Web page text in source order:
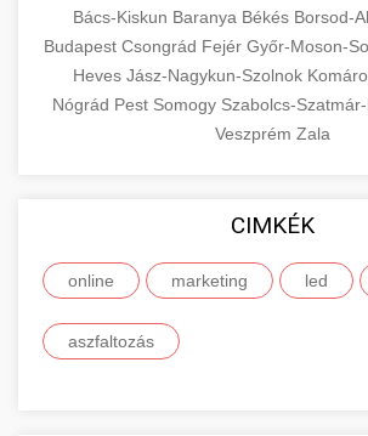
Bács-Kiskun Baranya Békés Borsod-
Budapest Csongrád Fejér Győr-Moson-
Heves Jász-Nagykun-Szolnok
Nógrád Pest Somogy Szabolcs-
Veszprém Zala
CIMKÉK
online marketing led
aszfaltozás